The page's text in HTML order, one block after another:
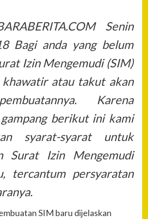
Senin
Bagi anda yang belum
Izin Mengemudi (SIM)
khawatir atau takut akan
Karena
berikut ini kami
syarat-syarat untuk
Surat Izin Mengemudi
tercantum persyaratan
SIM baru dijelaskan